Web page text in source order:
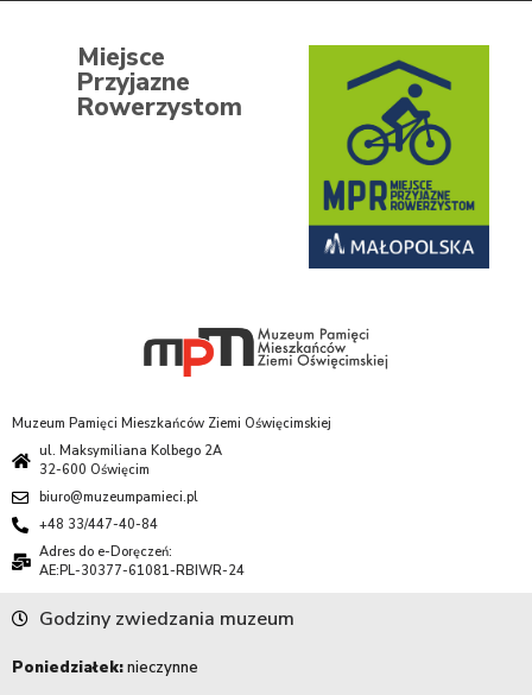
Miejsce
Przyjazne
Rowerzystom
Muzeum Pamięci Mieszkańców Ziemi Oświęcimskiej
ul. Maksymiliana Kolbego 2A
32-600 Oświęcim
biuro@muzeumpamieci.pl
+48 33/447-40-84
Adres do e-Doręczeń:
AE:PL-30377-61081-RBIWR-24
Godziny zwiedzania muzeum
Poniedziałek:nieczynne